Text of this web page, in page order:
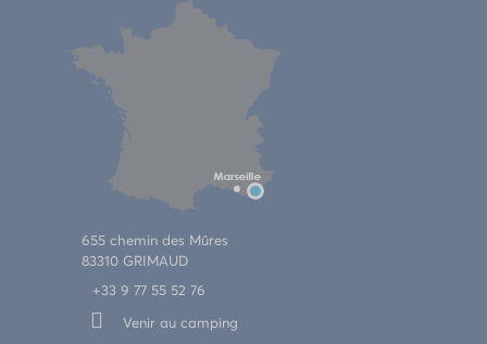
655 chemin des Mûres
83310 GRIMAUD
+33 9 77 55 52 76
Venir au camping